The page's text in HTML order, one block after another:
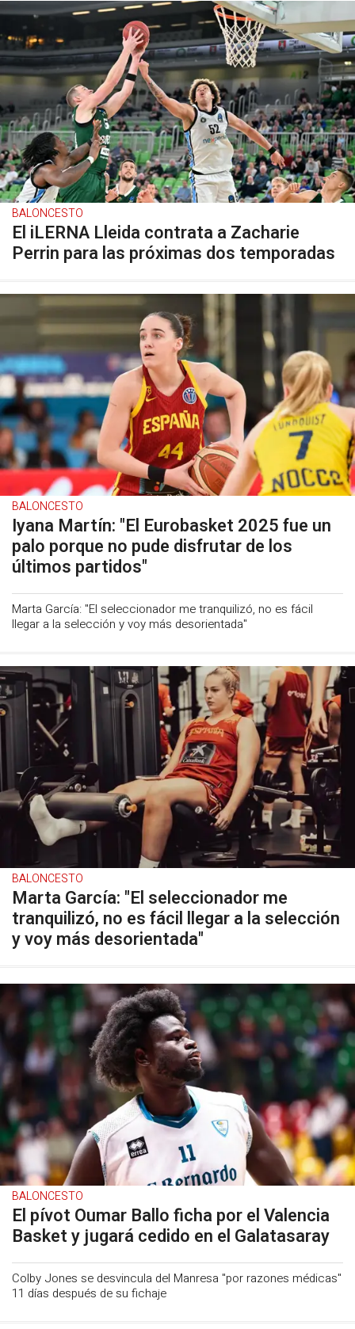
BALONCESTO
El iLERNA Lleida contrata a Zacharie
Perrin para las próximas dos temporadas
BALONCESTO
Iyana Martín: "El Eurobasket 2025 fue un
palo porque no pude disfrutar de los
últimos partidos"
Marta García: "El seleccionador me tranquilizó, no es fácil
llegar a la selección y voy más desorientada"
BALONCESTO
Marta García: "El seleccionador me
tranquilizó, no es fácil llegar a la selección
y voy más desorientada"
BALONCESTO
El pívot Oumar Ballo ficha por el Valencia
Basket y jugará cedido en el Galatasaray
Colby Jones se desvincula del Manresa "por razones médicas"
11 días después de su fichaje